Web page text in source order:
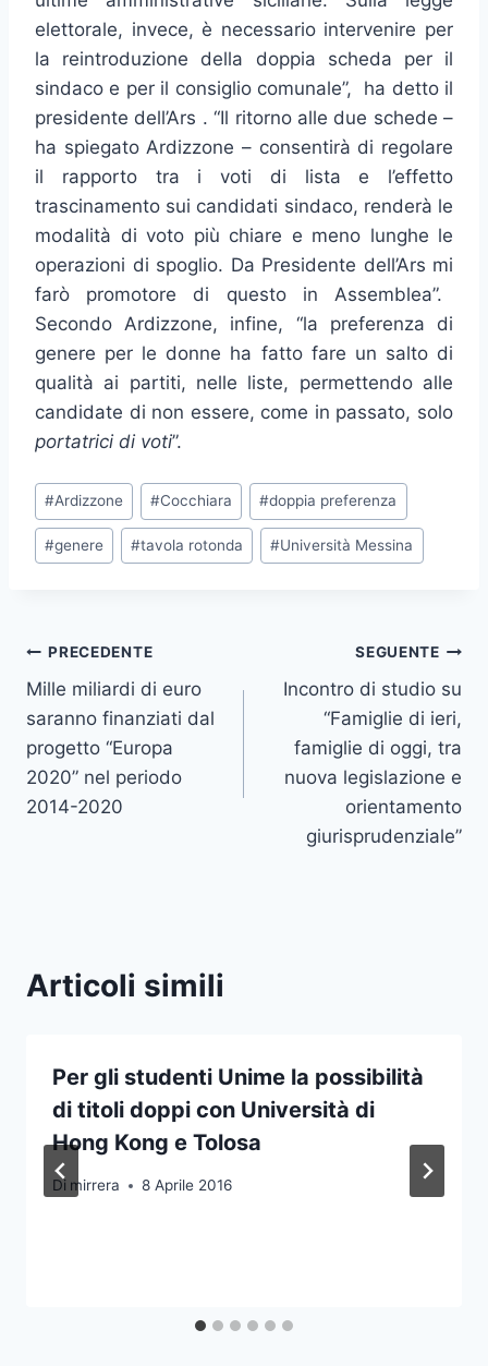
elettorale, invece, è necessario intervenire per
la reintroduzione della doppia scheda per il
sindaco e per il consiglio comunale”, ha detto il
presidente dell’Ars . “Il ritorno alle due schede –
ha spiegato Ardizzone – consentirà di regolare
il rapporto tra i voti di lista e l’effetto
trascinamento sui candidati sindaco, renderà le
modalità di voto più chiare e meno lunghe le
operazioni di spoglio. Da Presidente dell’Ars mi
farò promotore di questo in Assemblea”.
Secondo Ardizzone, infine, “la preferenza di
genere per le donne ha fatto fare un salto di
qualità ai partiti, nelle liste, permettendo alle
candidate di non essere, come in passato, solo
portatrici di voti”.
Tag
articolo:
#Ardizzone #Cocchiara #doppia preferenza
#genere #tavola rotonda #Università Messina
Navigazione
articoli
PRECEDENTE
Mille miliardi di euro
saranno finanziati dal
progetto “Europa
2020” nel periodo
2014-2020
SEGUENTE
Incontro di studio su
“Famiglie di ieri,
famiglie di oggi, tra
nuova legislazione e
orientamento
giurisprudenziale”
Articoli simili
Per gli studenti Unime la possibilità
di titoli doppi con Università di
Hong Kong e Tolosa
Di mirrera 8 Aprile 2016